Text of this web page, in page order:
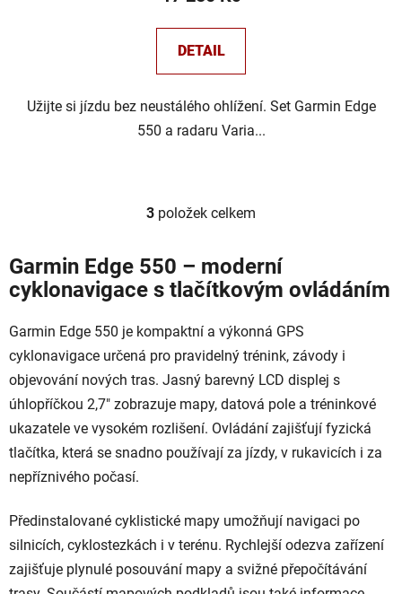
DETAIL
Užijte si jízdu bez neustálého ohlížení. Set Garmin Edge
550 a radaru Varia...
O
l
á
d
a
c
í
p
r
v
k
y
p
i
s
u
3 položek celkem
Garmin Edge 550 – moderní
cyklonavigace s tlačítkovým ovládáním
Garmin Edge 550 je kompaktní a výkonná GPS
cyklonavigace určená pro pravidelný trénink, závody i
objevování nových tras. Jasný barevný LCD displej s
úhlopříčkou 2,7" zobrazuje mapy, datová pole a tréninkové
ukazatele ve vysokém rozlišení. Ovládání zajišťují fyzická
tlačítka, která se snadno používají za jízdy, v rukavicích i za
nepříznivého počasí.
Předinstalované cyklistické mapy umožňují navigaci po
silnicích, cyklostezkách i v terénu. Rychlejší odezva zařízení
zajišťuje plynulé posouvání mapy a svižné přepočítávání